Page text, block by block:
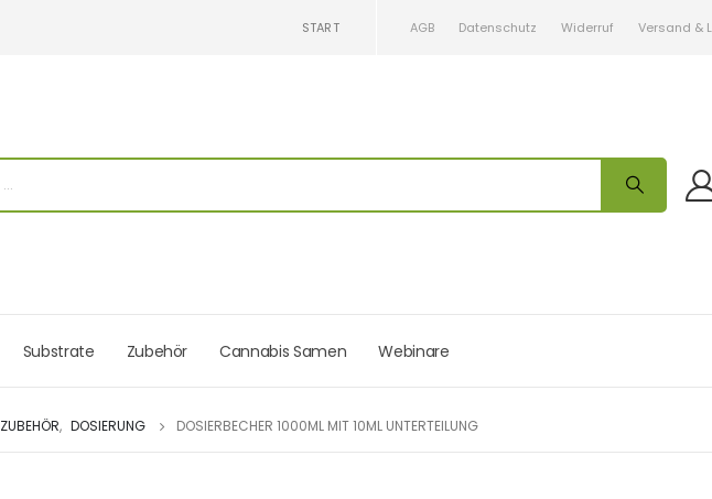
START AGB Datenschutz Widerruf Versand &
Substrate Zubehör Cannabis Samen Webinare
ZUBEHÖR, DOSIERUNG DOSIERBECHER 1000ML MIT 10ML UNTERTEILUNG